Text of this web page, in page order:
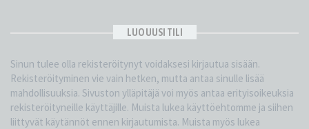
LUO UUSI TILI
Sinun tulee olla rekisteröitynyt voidaksesi kirjautua sisään.
Rekisteröityminen vie vain hetken, mutta antaa sinulle lisää
mahdollisuuksia. Sivuston ylläpitäjä voi myös antaa erityisoikeuksia
rekisteröityneille käyttäjille. Muista lukea käyttöehtomme ja siihen
liittyvät käytännöt ennen kirjautumista. Muista myös lukea